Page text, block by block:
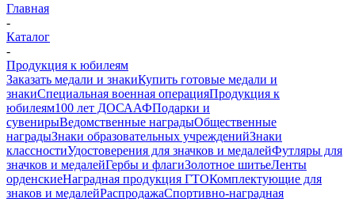
Главная
-
Каталог
-
Продукция к юбилеям
Заказать медали и знакиКупить готовые медали и
знакиСпециальная военная операцияПродукция к
юбилеям100 лет ДОСААФПодарки и
сувенирыВедомственные наградыОбщественные
наградыЗнаки образовательных учрежденийЗнаки
классностиУдостоверения для значков и медалейФутляры для
значков и медалейГербы и флагиЗолотное шитьеЛенты
орденскиеНаградная продукция ГТОКомплектующие для
знаков и медалейРаспродажаСпортивно-наградная